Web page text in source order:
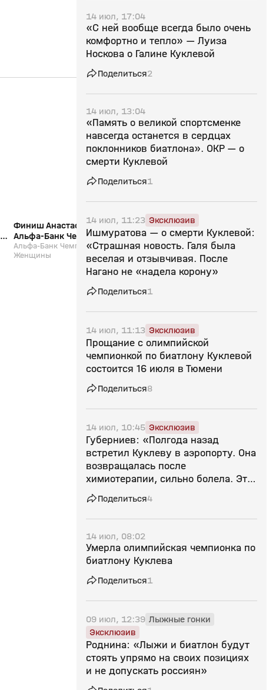
Финиш Анастасии Халили (видео).
Альфа-Банк Чемпионат России.
Марафон. Женщины
Альфа-Банк Чемпионат России. Марафон.
Женщины
12+
Интервью Карима
Альфа-Банк
Марафон. Мужчины.
Альфа-Банк
Мужчины. Биатлон
14 июл, 17:04
«С ней вообще всегда было очень
комфортно и тепло» — Луиза
Носкова о Галине Куклевой
Поделиться2
14 июл, 13:04
«Память о великой спортсменке
навсегда останется в сердцах
поклонников биатлона». ОКР — о
смерти Куклевой
Поделиться1
14 июл, 11:23 Эксклюзив
Ишмуратова — о смерти Куклевой:
«Страшная новость. Галя была
веселая и отзывчивая. После
Нагано не «надела корону»
Поделиться1
14 июл, 11:13 Эксклюзив
Прощание с олимпийской
чемпионкой по биатлону Куклевой
состоится 16 июля в Тюмени
Поделиться8
14 июл, 10:45 Эксклюзив
Губерниев: «Полгода назад
встретил Куклеву в аэропорту. Она
возвращалась после
химиотерапии, сильно болела. Это
потеря для всех нас»
Поделиться4
14 июл, 08:02
Умерла олимпийская чемпионка по
биатлону Куклева
Поделиться1
09 июл, 12:39 Лыжные гонки
Эксклюзив
Роднина: «Лыжи и биатлон будут
стоять упрямо на своих позициях
и не допускать россиян»